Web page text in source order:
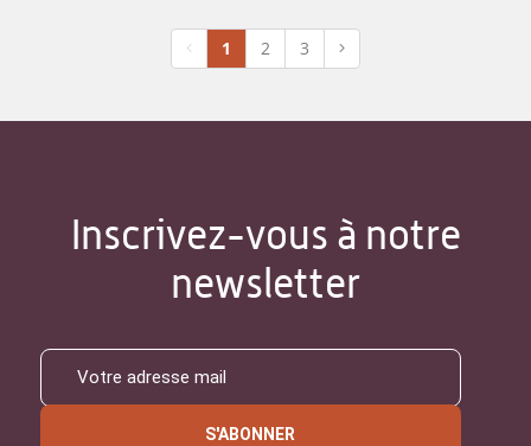
1 2 3
Inscrivez-vous à notre
newsletter
S'ABONNER